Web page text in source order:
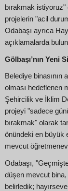
bırakmak
projelerin "acil
Odabaşı ayrıca
açıklamalarda
Gölbaşı’nın Yeni
Belediye binasının
olması hedeflenen
Şehircilik ve İklim
projeyi "sadece
bırakmak" olarak
önündeki en büyük
mevcut
Odabaşı,
düşen mevcut bina,
belirledik;